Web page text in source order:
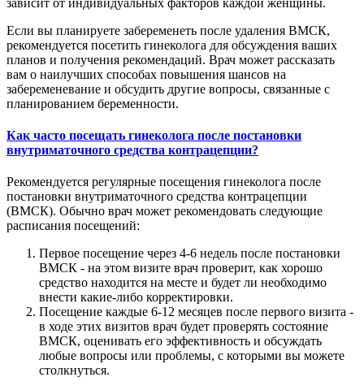
Если вы планируете забеременеть после удаления ВМСК,
рекомендуется посетить гинеколога для обсуждения ваших
планов и получения рекомендаций. Врач может рассказать
вам о наилучших способах повышения шансов на
забеременевание и обсудить другие вопросы, связанные с
планированием беременности.
Как часто посещать гинеколога после постановки
внутриматочного средства контрацепции?
Рекомендуется регулярные посещения гинеколога после
постановки внутриматочного средства контрацепции
(ВМСК). Обычно врач может рекомендовать следующие
расписания посещений:
Первое посещение через 4-6 недель после постановки
ВМСК - на этом визите врач проверит, как хорошо
средство находится на месте и будет ли необходимо
внести какие-либо корректировки.
Посещение каждые 6-12 месяцев после первого визита -
в ходе этих визитов врач будет проверять состояние
ВМСК, оценивать его эффективность и обсуждать
любые вопросы или проблемы, с которыми вы можете
столкнуться.